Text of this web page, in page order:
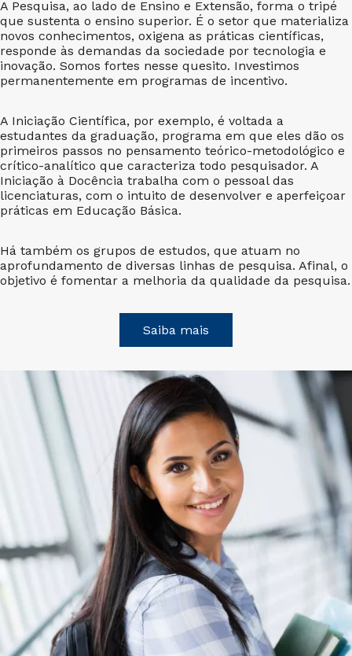
A Pesquisa, ao lado de Ensino e Extensão, forma o tripé
que sustenta o ensino superior. É o setor que materializa
novos conhecimentos, oxigena as práticas científicas,
responde às demandas da sociedade por tecnologia e
inovação. Somos fortes nesse quesito. Investimos
permanentemente em programas de incentivo.
A Iniciação Científica, por exemplo, é voltada a
estudantes da graduação, programa em que eles dão os
primeiros passos no pensamento teórico-metodológico e
crítico-analítico que caracteriza todo pesquisador. A
Iniciação à Docência trabalha com o pessoal das
licenciaturas, com o intuito de desenvolver e aperfeiçoar
práticas em Educação Básica.
Há também os grupos de estudos, que atuam no
aprofundamento de diversas linhas de pesquisa. Afinal, o
objetivo é fomentar a melhoria da qualidade da pesquisa.
Saiba mais